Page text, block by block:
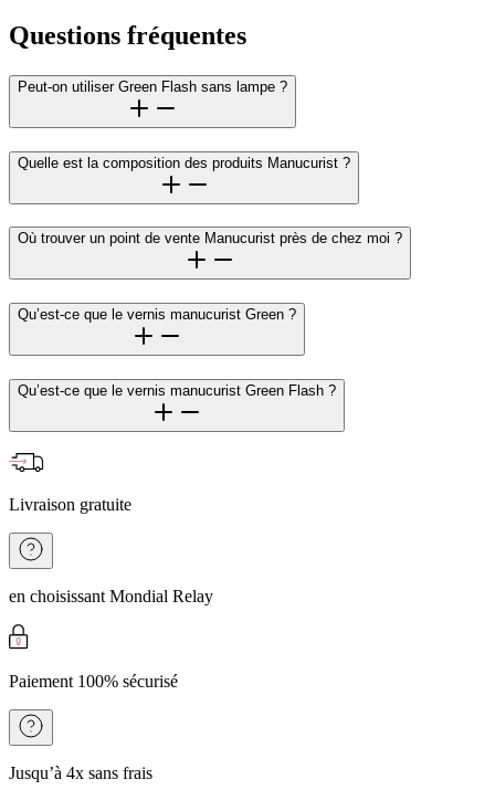
Questions fréquentes
Peut-on utiliser Green Flash sans lampe ?
Quelle est la composition des produits Manucurist ?
Où trouver un point de vente Manucurist près de chez moi ?
Qu’est-ce que le vernis manucurist Green ?
Qu’est-ce que le vernis manucurist Green Flash ?
Livraison gratuite
en choisissant Mondial Relay
Paiement 100% sécurisé
Jusqu’à 4x sans frais